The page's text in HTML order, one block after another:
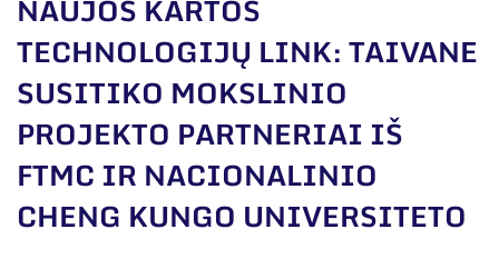
organizacijose bei asociacijose
Bendri rekvizitai
Darbuotojų kontaktai
NAUJOS KARTOS
TECHNOLOGIJŲ LINK: TAIVANE
SUSITIKO MOKSLINIO
PROJEKTO PARTNERIAI IŠ
FTMC IR NACIONALINIO
CHENG KUNGO UNIVERSITETO